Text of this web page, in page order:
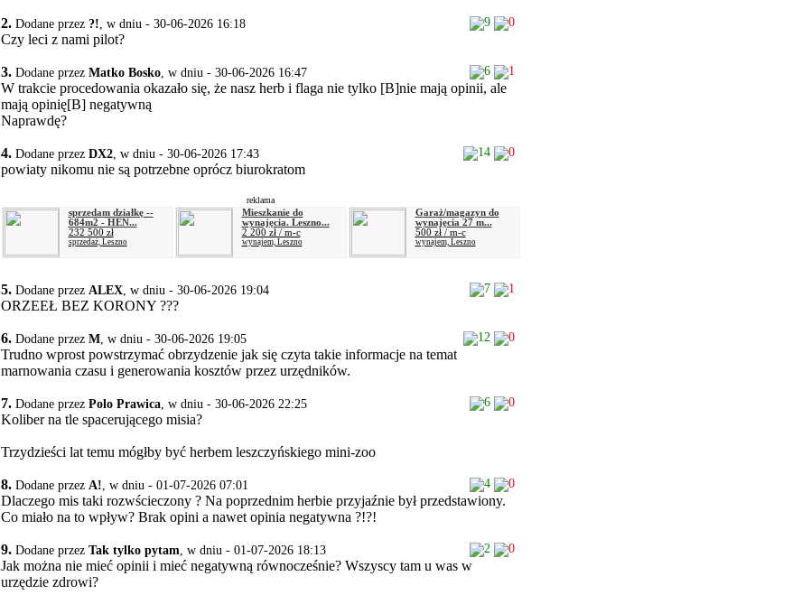
2. Dodane przez ?!, w dniu - 30-06-2026 16:18 9 0
Czy leci z nami pilot?
3. Dodane przez Matko Bosko, w dniu - 30-06-2026 16:47 6 1
W trakcie procedowania okazało się, że nasz herb i flaga nie tylko [B]nie mają opinii, ale
mają opinię[B] negatywną
Naprawdę?
4. Dodane przez DX2, w dniu - 30-06-2026 17:43 14 0
powiaty nikomu nie są potrzebne oprócz biurokratom
reklama
sprzedam działkę --
684m2 - HEN...
232 500 zł
sprzedaż, Leszno
Mieszkanie do
wynajęcia. Leszno...
2 200 zł / m-c
wynajem, Leszno
Garaż/magazyn do
wynajęcia 27 m...
500 zł / m-c
wynajem, Leszno
5. Dodane przez ALEX, w dniu - 30-06-2026 19:04 7 1
ORZEEŁ BEZ KORONY ???
6. Dodane przez M, w dniu - 30-06-2026 19:05 12 0
Trudno wprost powstrzymać obrzydzenie jak się czyta takie informacje na temat
marnowania czasu i generowania kosztów przez urzędników.
7. Dodane przez Polo Prawica, w dniu - 30-06-2026 22:25 6 0
Koliber na tle spacerującego misia?
Trzydzieści lat temu mógłby być herbem leszczyńskiego mini-zoo
8. Dodane przez A!, w dniu - 01-07-2026 07:01 4 0
Dlaczego mis taki rozwścieczony ? Na poprzednim herbie przyjaźnie był przedstawiony.
Co miało na to wpływ? Brak opini a nawet opinia negatywna ?!?!
9. Dodane przez Tak tylko pytam, w dniu - 01-07-2026 18:13 2 0
Jak można nie mieć opinii i mieć negatywną równocześnie? Wszyscy tam u was w
urzędzie zdrowi?